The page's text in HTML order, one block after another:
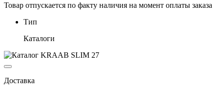
Товар отпускается по факту наличия на момент оплаты заказа
Тип
Каталоги
Доставка